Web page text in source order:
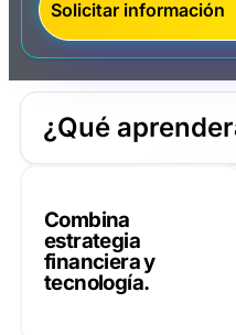
¿Qué
Combina
estrategia
financiera y
tecnología.